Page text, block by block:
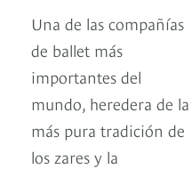
Una de las compañías
de ballet más
importantes del
mundo, heredera de la
más pura tradición de
los zares y la